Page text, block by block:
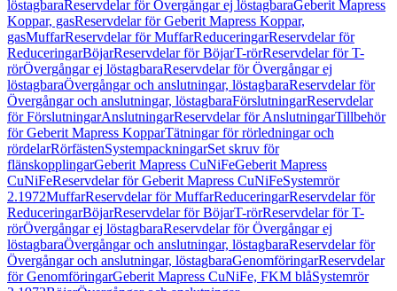
löstagbaraReservdelar för Övergångar ej löstagbaraGeberit Mapress
Koppar, gasReservdelar för Geberit Mapress Koppar,
gasMuffarReservdelar för MuffarReduceringarReservdelar för
ReduceringarBöjarReservdelar för BöjarT-rörReservdelar för T-
rörÖvergångar ej löstagbaraReservdelar för Övergångar ej
löstagbaraÖvergångar och anslutningar, löstagbaraReservdelar för
Övergångar och anslutningar, löstagbaraFörslutningarReservdelar
för FörslutningarAnslutningarReservdelar för AnslutningarTillbehör
för Geberit Mapress KopparTätningar för rörledningar och
rördelarRörfästenSystempackningarSet skruv för
flänskopplingarGeberit Mapress CuNiFeGeberit Mapress
CuNiFeReservdelar för Geberit Mapress CuNiFeSystemrör
2.1972MuffarReservdelar för MuffarReduceringarReservdelar för
ReduceringarBöjarReservdelar för BöjarT-rörReservdelar för T-
rörÖvergångar ej löstagbaraReservdelar för Övergångar ej
löstagbaraÖvergångar och anslutningar, löstagbaraReservdelar för
Övergångar och anslutningar, löstagbaraGenomföringarReservdelar
för GenomföringarGeberit Mapress CuNiFe, FKM blåSystemrör